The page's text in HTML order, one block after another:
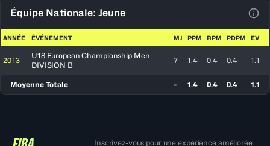
Équipe Nationale: Jeune
ANNÉE ÉVÉNEMENT MJ PPM RPM PDPM EV
2013
U18 European Championship Men -
DIVISION B
7 1.4 0.4 0.4 1.1
Moyenne Totale - 1.4 0.4 0.4 1.1
Inscrivez-vous pour une expérience améliorée